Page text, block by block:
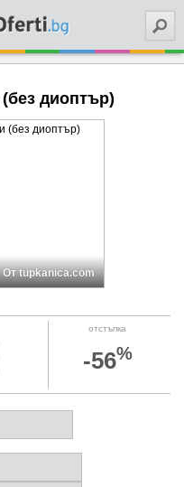
диоптър)
От tupkanica.com
отстъпка
-56%